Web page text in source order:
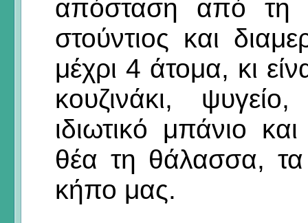
απόσταση από τη
στούντιος και
μέχρι 4 άτομα, κι
κουζινάκι,
ιδιωτικό μπάνιο
θέα τη θάλασσα,
κήπο μας.